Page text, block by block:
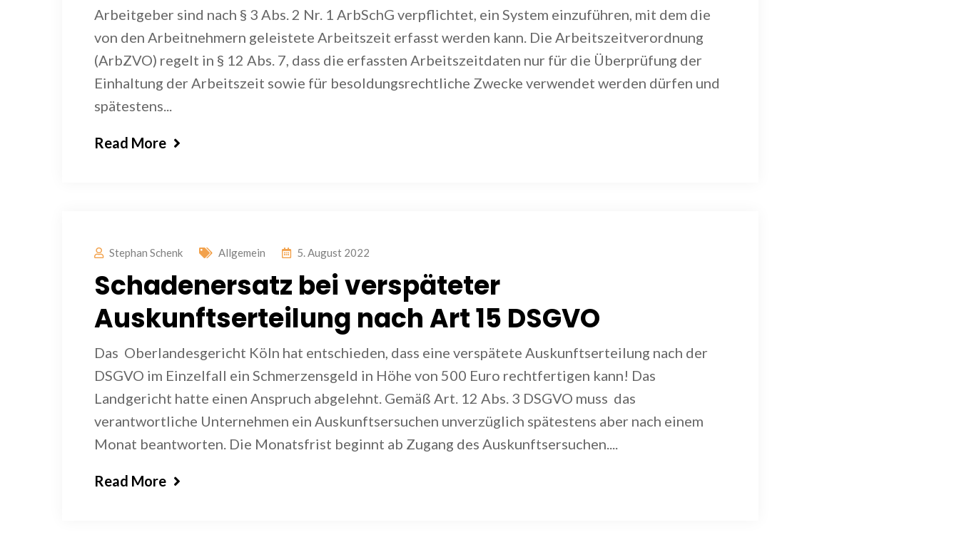
Arbeitgeber sind nach § 3 Abs. 2 Nr. 1 ArbSchG verpflichtet, ein System einzuführen, mit dem die
von den Arbeitnehmern geleistete Arbeitszeit erfasst werden kann. Die Arbeitszeitverordnung
(ArbZVO) regelt in § 12 Abs. 7, dass die erfassten Arbeitszeitdaten nur für die Überprüfung der
Einhaltung der Arbeitszeit sowie für besoldungsrechtliche Zwecke verwendet werden dürfen und
spätestens...
Read More
Stephan Schenk Allgemein 5. August 2022
Schadenersatz bei verspäteter
Auskunftserteilung nach Art 15 DSGVO
Das Oberlandesgericht Köln hat entschieden, dass eine verspätete Auskunftserteilung nach der
DSGVO im Einzelfall ein Schmerzensgeld in Höhe von 500 Euro rechtfertigen kann! Das
Landgericht hatte einen Anspruch abgelehnt. Gemäß Art. 12 Abs. 3 DSGVO muss das
verantwortliche Unternehmen ein Auskunftsersuchen unverzüglich spätestens aber nach einem
Monat beantworten. Die Monatsfrist beginnt ab Zugang des Auskunftsersuchen....
Read More